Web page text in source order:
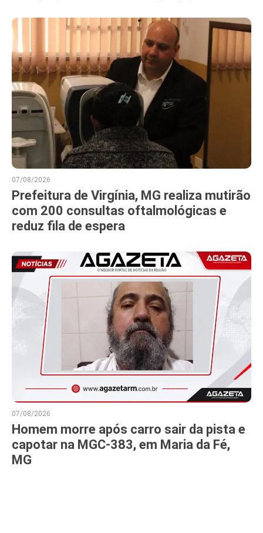
07/08/2026
Prefeitura de Virgínia, MG realiza mutirão
com 200 consultas oftalmológicas e
reduz fila de espera
07/08/2026
Homem morre após carro sair da pista e
capotar na MGC-383, em Maria da Fé,
MG